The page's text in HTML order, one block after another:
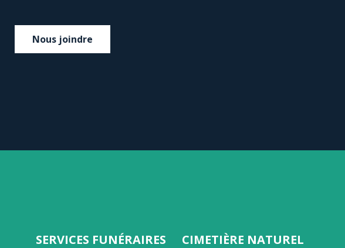
Nous joindre
SERVICES FUNÉRAIRES CIMETIÈRE NATUREL